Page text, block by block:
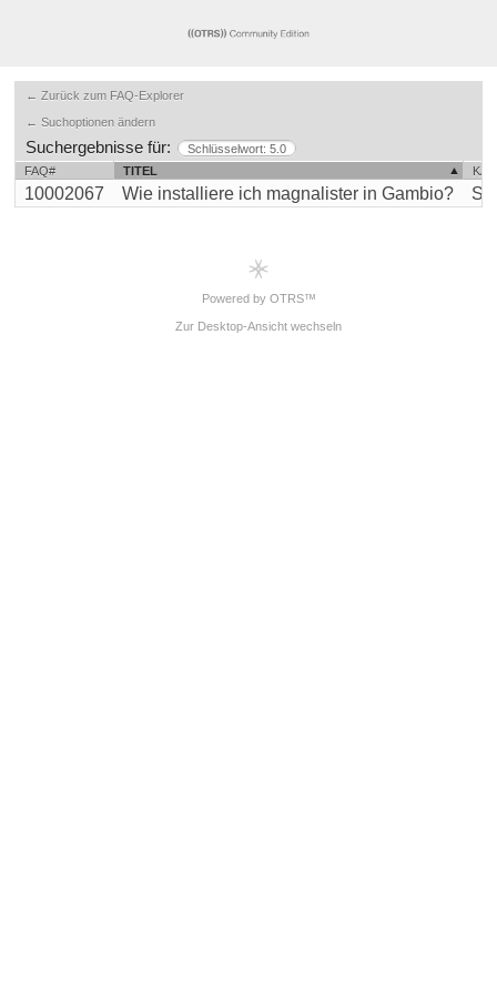
← Zurück zum FAQ-Explorer
← Suchoptionen ändern
Suchergebnisse für:
Schlüsselwort: 5.0
FAQ#
TITEL
10002067 Wie installiere ich magnalister in Gambio?
Powered by OTRS™
Zur Desktop-Ansicht wechseln